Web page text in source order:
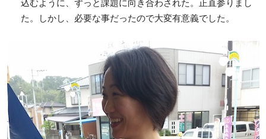
た。しかし、必要な事だったので大変有意義でした。